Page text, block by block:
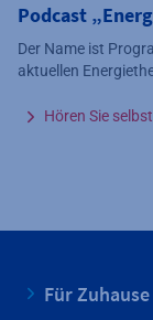
Podcast
Der Name ist
aktuellen
Hören Sie
Für Zuhause